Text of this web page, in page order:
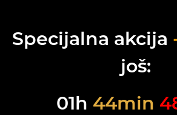
Specijalna akcija
još:
01h 44min